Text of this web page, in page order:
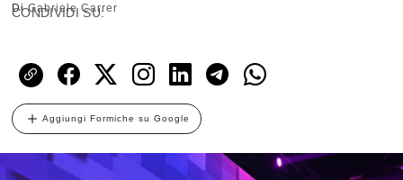
DiGabriele Carrer
CONDIVIDI SU:
Aggiungi Formiche su Google